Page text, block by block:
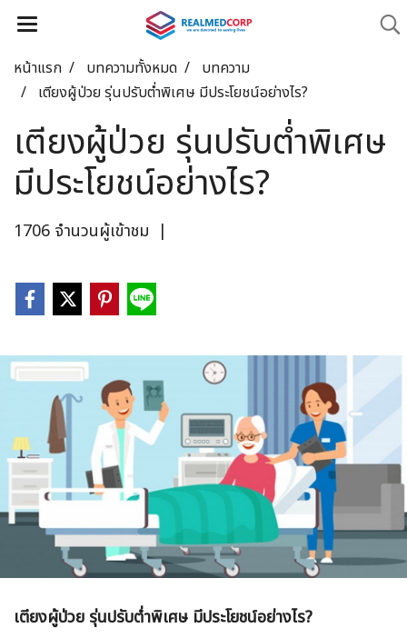
หน้าแรก บทความทั้งหมด
บทความ
เตียงผู้ป่วย รุ่นปรับต่ำพิเศษ มีประโยชน์อย่างไร?
เตียงผู้ป่วย รุ่นปรับต่ำพิเศษ
มีประโยชน์อย่างไร?
1706 จำนวนผู้เข้าชม |
เตียงผู้ป่วย รุ่นปรับต่ำพิเศษ มีประโยชน์อย่างไร?